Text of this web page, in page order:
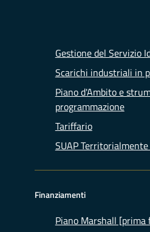
Gestione del Servizio
Scarichi industriali in
Piano d'Ambito e
programmazione
Tariffario
SUAP
Finanziamenti
Piano Marshall [prima